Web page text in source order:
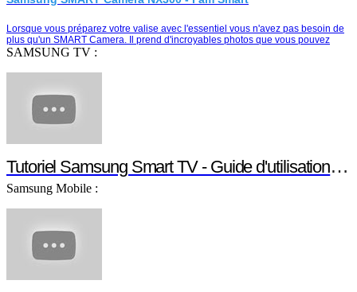
Lorsque vous préparez votre valise avec l'essentiel vous n'avez pas besoin de
plus qu'un SMART Camera. Il prend d'incroyables photos que vous pouvez
partager instantanément e…
SAMSUNG TV :
Tutoriel Samsung Smart TV - Guide d'utilisation Smart TV
Samsung Mobile :